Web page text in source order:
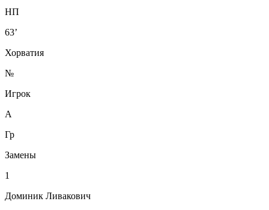
НП
63’
Хорватия
№
Игрок
А
Гр
Замены
1
Доминик Ливакович